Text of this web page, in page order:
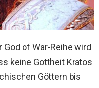
of War-Reihe wird
keine Gottheit Kratos
Göttern bis